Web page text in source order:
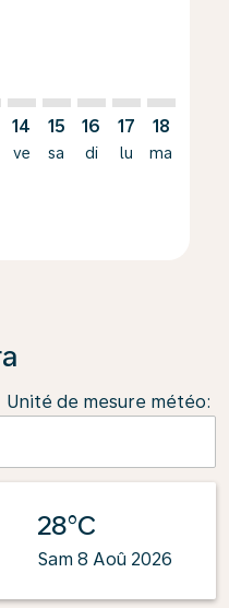
14
ve
15
sa
16
di
17
lu
18
ma
Unité de mesure météo:
28°C
Sam 8 Aoû 2026